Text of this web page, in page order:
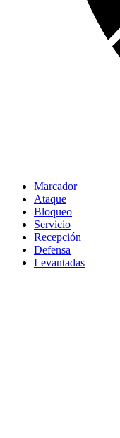
Marcador
Ataque
Bloqueo
Servicio
Recepción
Defensa
Levantadas